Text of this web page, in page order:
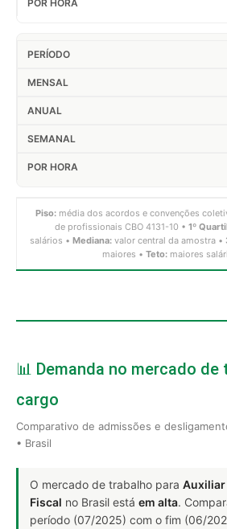
Piso: média dos acordos e convenções
de profissionais CBO 4131-10 • 1º
salários • Mediana: valor central da amostra •
maiores • Teto: maiores
📊 Demanda no mercado de
cargo
Comparativo de admissões e
• Brasil
O mercado de trabalho para Auxiliar
Fiscal no Brasil está em alta.
período (07/2025) com o fim (06/